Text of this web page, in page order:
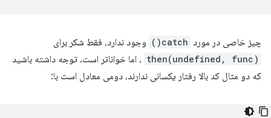
چیز خاصی در مورد catch() وجود ندارد، فقط شکر برای
then(undefined, func) ، اما خواناتر است. توجه داشته باشید
که دو مثال کد بالا رفتار یکسانی ندارند، دومی معادل است با: